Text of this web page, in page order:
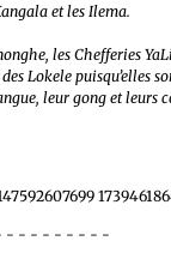
et les Ilema.
les Chefferies
Lokele puisqu’elles
leur gong et leurs
- - - - - - - - -